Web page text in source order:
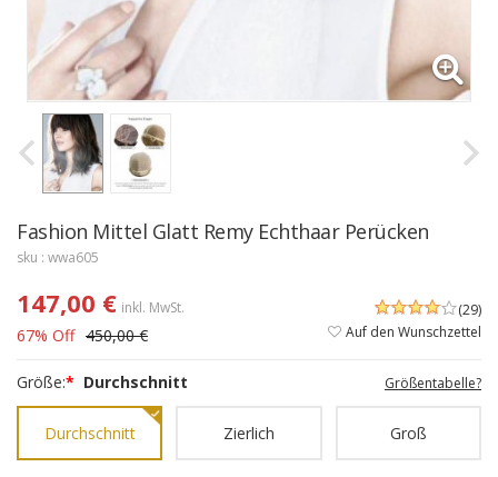
Fashion Mittel Glatt Remy Echthaar Perücken
sku : wwa605
147,00 € inkl. MwSt.
67% Off 450,00 €
(29)
Auf den Wunschzettel
Größe:* Durchschnitt Größentabelle?
Durchschnitt Zierlich Groß